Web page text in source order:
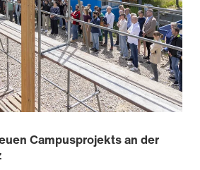
Campusprojekts an der